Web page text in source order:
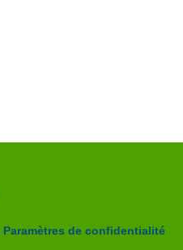
Paramètres de confidentialité